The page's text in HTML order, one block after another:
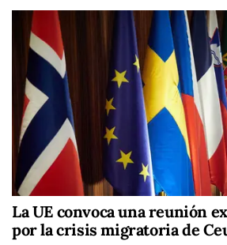
La UE convoca una reunión
por la crisis migratoria de